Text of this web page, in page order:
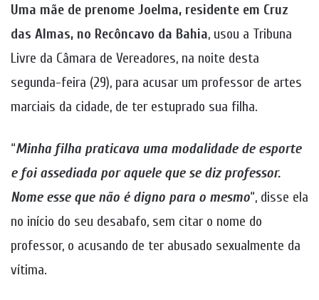
Uma mãe de prenome Joelma, residente em Cruz
das Almas, no Recôncavo da Bahia, usou a Tribuna
Livre da Câmara de Vereadores, na noite desta
segunda-feira (29), para acusar um professor de artes
marciais da cidade, de ter estuprado sua filha.
“Minha filha praticava uma modalidade de esporte
e foi assediada por aquele que se diz professor.
Nome esse que não é digno para o mesmo“, disse ela
no início do seu desabafo, sem citar o nome do
professor, o acusando de ter abusado sexualmente da
vítima.